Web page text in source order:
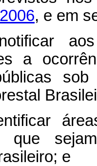
, e em
notificar
a
que
e